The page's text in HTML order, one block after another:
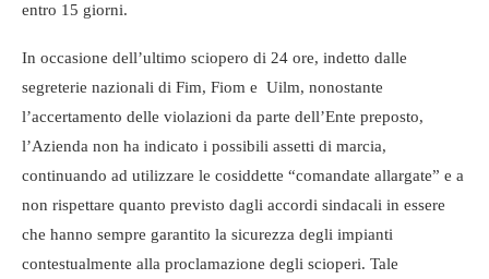
entro 15 giorni.
In occasione dell’ultimo sciopero di 24 ore, indetto dalle
segreterie nazionali di Fim, Fiom e Uilm, nonostante
l’accertamento delle violazioni da parte dell’Ente preposto,
l’Azienda non ha indicato i possibili assetti di marcia,
continuando ad utilizzare le cosiddette “comandate allargate” e a
non rispettare quanto previsto dagli accordi sindacali in essere
che hanno sempre garantito la sicurezza degli impianti
contestualmente alla proclamazione degli scioperi. Tale